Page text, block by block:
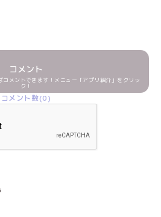
コメント
コメントできます！メニュー「アプリ紹介」をクリッ
ク！
コメント数(0)